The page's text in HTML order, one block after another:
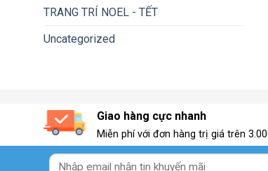
TRANG TRÍ NOEL - TẾT
Uncategorized
Giao hàng cực nhanh
Miễn phí với đơn hàng trị giá trên